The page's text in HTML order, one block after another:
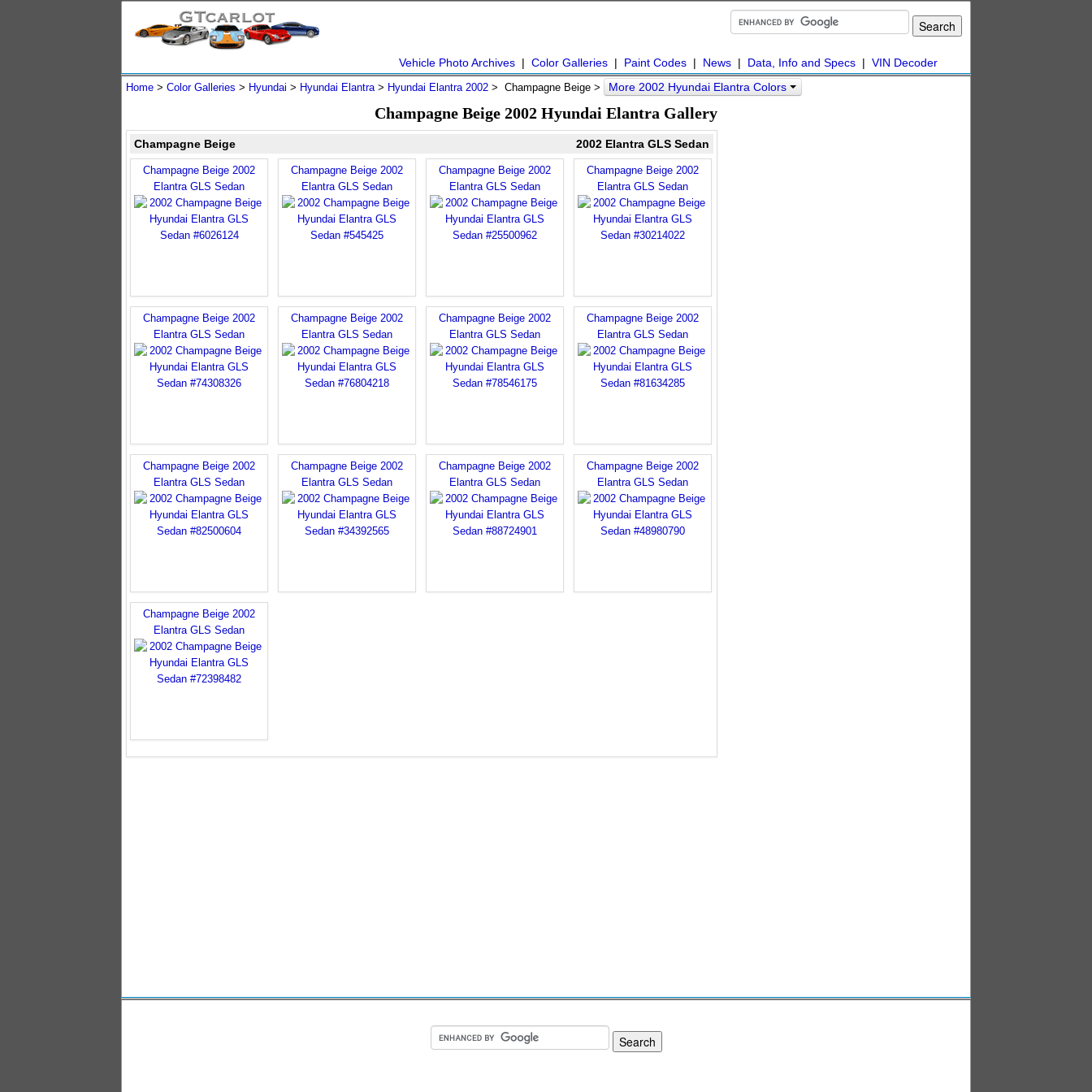
Vehicle Photo Archives | Color Galleries | Paint Codes | News | Data, Info and Specs | VIN Decoder
Home > Color Galleries > Hyundai > Hyundai Elantra> Hyundai Elantra 2002 > Champagne Beige > More 2002 Hyundai Elantra Colors
Champagne Beige 2002 Hyundai Elantra Gallery
Champagne Beige 2002 Elantra GLS Sedan
Champagne Beige 2002
Elantra GLS Sedan
Champagne Beige 2002
Elantra GLS Sedan
Champagne Beige 2002
Elantra GLS Sedan
Champagne Beige 2002
Elantra GLS Sedan
Champagne Beige 2002
Elantra GLS Sedan
Champagne Beige 2002
Elantra GLS Sedan
Champagne Beige 2002
Elantra GLS Sedan
Champagne Beige 2002
Elantra GLS Sedan
Champagne Beige 2002
Elantra GLS Sedan
Champagne Beige 2002
Elantra GLS Sedan
Champagne Beige 2002
Elantra GLS Sedan
Champagne Beige 2002
Elantra GLS Sedan
Champagne Beige 2002
Elantra GLS Sedan